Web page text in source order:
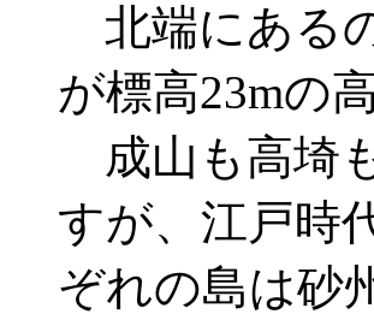
北端にある
が標高23mの
成山も高埼
すが、江戸時
ぞれの島は砂